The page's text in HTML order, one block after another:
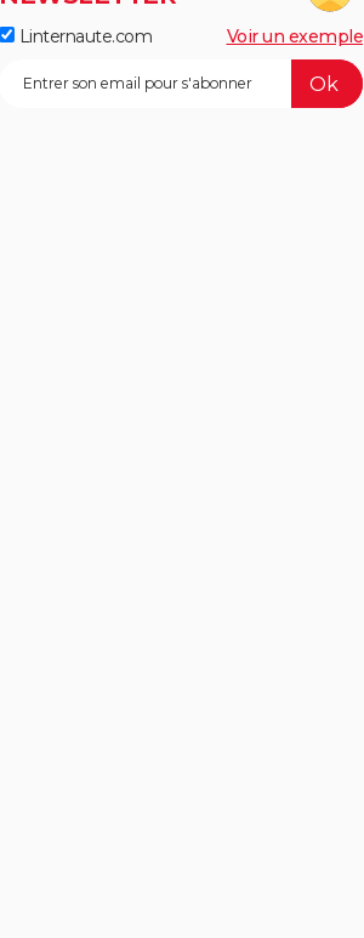
Linternaute.com Voir un exemple